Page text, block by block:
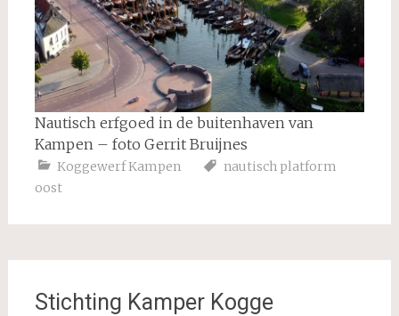
Nautisch erfgoed in de buitenhaven van
Kampen – foto Gerrit Bruijnes
Koggewerf Kampen
nautisch platform
oost
Stichting Kamper Kogge